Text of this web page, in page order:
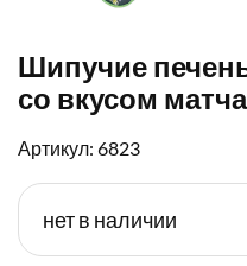
Шипучие
со вкусом
Артикул: 6823
нет в наличии